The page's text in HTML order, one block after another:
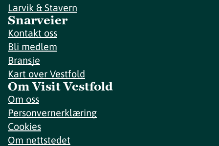
Larvik & Stavern
Snarveier
Kontakt oss
Bli medlem
Bransje
Kart over Vestfold
Om Visit Vestfold
Om oss
Personvernerklæring
Cookies
Om nettstedet